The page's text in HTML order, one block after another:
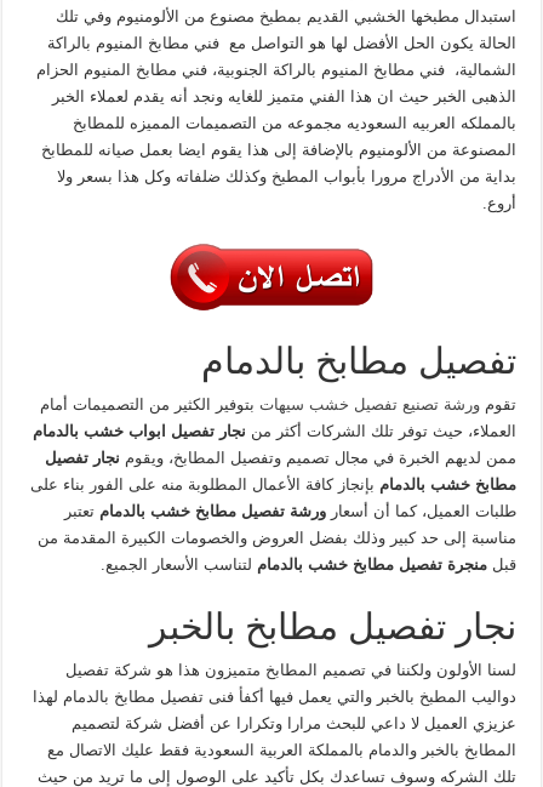
استبدال مطبخها الخشبي القديم بمطبخ مصنوع من الألومنيوم وفي تلك
الحالة يكون الحل الأفضل لها هو التواصل مع فني مطابخ المنيوم بالراكة
الشمالية، فني مطابخ المنيوم بالراكة الجنوبية، فني مطابخ المنيوم الحزام
الذهبى الخبر حيث ان هذا الفني متميز للغايه ونجد أنه يقدم لعملاء الخبر
بالمملكه العربيه السعوديه مجموعه من التصميمات المميزه للمطابخ
المصنوعة من الألومنيوم بالإضافة إلى هذا يقوم ايضا بعمل صيانه للمطابخ
بداية من الأدراج مرورا بأبواب المطبخ وكذلك ضلفاته وكل هذا بسعر ولا
أروع.
تفصيل مطابخ بالدمام
تقومورشة تصنيع تفصيل خشب سيهات بتوفير الكثير من التصميمات أمام
العملاء، حيث توفر تلك الشركات أكثر من نجار تفصيل ابواب خشب بالدمام
ممن لديهم الخبرة في مجال تصميم وتفصيل المطابخ، ويقوم نجار تفصيل
مطابخ خشب بالدمام بإنجاز كافة الأعمال المطلوبة منه على الفور بناء على
طلبات العميل، كما أن أسعارورشة تفصيل مطابخ خشب بالدمام تعتبر
مناسبة إلى حد كبير وذلك بفضل العروض والخصومات الكبيرة المقدمة من
قبلمنجرة تفصيل مطابخ خشب بالدمام لتناسب الأسعار الجميع.
نجار تفصيل مطابخ بالخبر
لسنا الأولون ولكننا في تصميم المطابخ متميزون هذا هو شركة تفصيل
دواليب المطبخ بالخبر والتي يعمل فيها أكفأ فنى تفصيل مطابخ بالدمام لهذا
عزيزي العميل لا داعي للبحث مرارا وتكرارا عن أفضل شركة لتصميم
المطابخ بالخبر والدمام بالمملكة العربية السعودية فقط عليك الاتصال مع
تلك الشركه وسوف تساعدك بكل تأكيد على الوصول إلى ما تريد من حيث